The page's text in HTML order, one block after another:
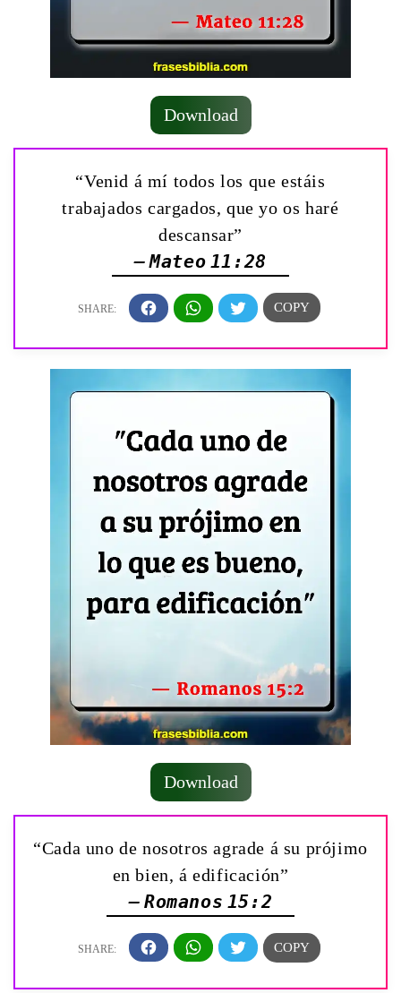
Download
“Venid á mí todos los que estáis
trabajados cargados, que yo os haré
descansar”
— Mateo 11:28
Download
“Cada uno de nosotros agrade á su prójimo
en bien, á edificación”
— Romanos 15:2